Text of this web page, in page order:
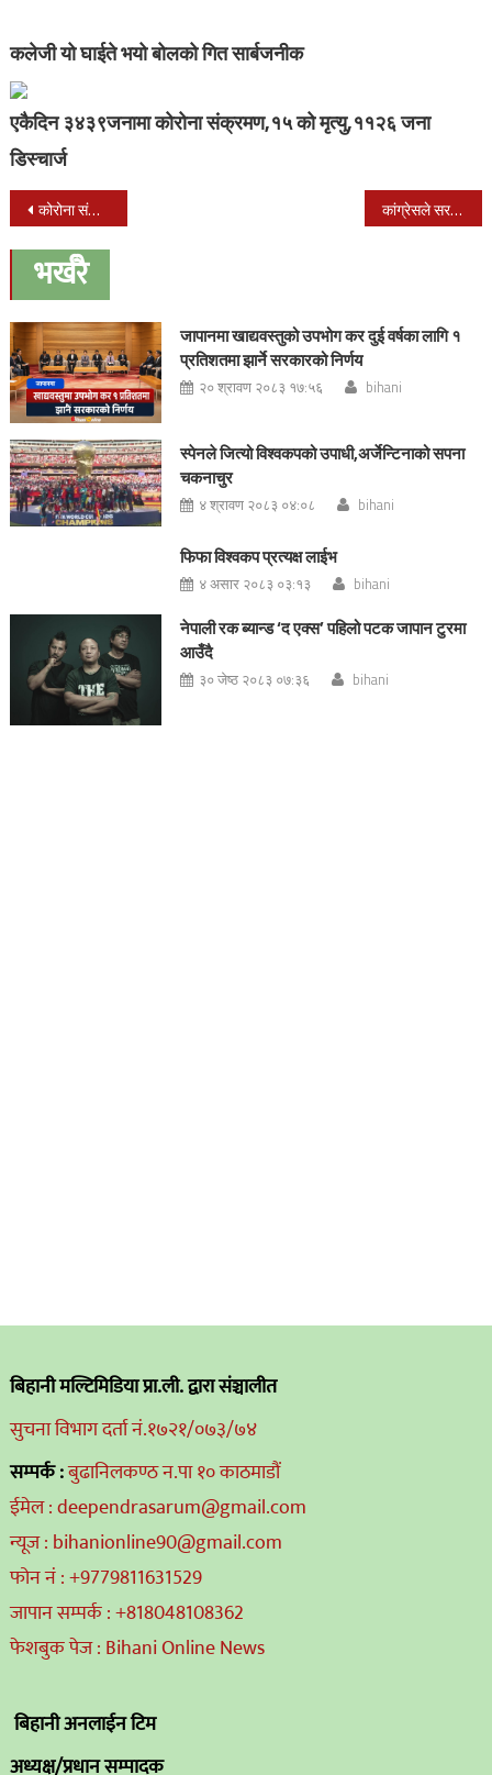
कलेजी यो घाईते भयो बोलको गित सार्बजनीक
एकैदिन ३४३९जनामा कोरोना संक्रमण,१५ को मृत्यु,११२६ जना
डिस्चार्ज
Post
navigation
कोरोना संक्रमित १३८२ थपिए,१६२१ संक्रमणमुक्त, २३ जनाको मृत्यु कांग्रेसले सरकारविरूद्ध २९ गते देशैभर सडक प्रदर्शन गर्ने
भर्खरै
जापानमा खाद्यवस्तुको उपभोग कर दुई वर्षका लागि १
प्रतिशतमा झार्ने सरकारको निर्णय
२० श्रावण २०८३ १७:५६ bihani
स्पेनले जित्यो विश्वकपको उपाधी,अर्जेन्टिनाको सपना
चकनाचुर
४ श्रावण २०८३ ०४:०८ bihani
फिफा विश्वकप प्रत्यक्ष लाईभ
४ असार २०८३ ०३:१३ bihani
नेपाली रक ब्यान्ड ‘द एक्स’ पहिलो पटक जापान टुरमा
आउँदै
३० जेष्ठ २०८३ ०७:३६ bihani
बिहानी मल्टिमिडिया प्रा.ली. द्वारा संञ्चालीत
सुचना विभाग दर्ता नं.१७२१/०७३/७४
सम्पर्क :बुढानिलकण्ठ न.पा १० काठमाडौं
ईमेल : deependrasarum@gmail.com
न्यूज : bihanionline90@gmail.com
फोन नं : +9779811631529
जापान सम्पर्क : +818048108362
फेशबुक पेज : Bihani Online News
बिहानी अनलाईन टिम
अध्यक्ष/प्रधान सम्पादक